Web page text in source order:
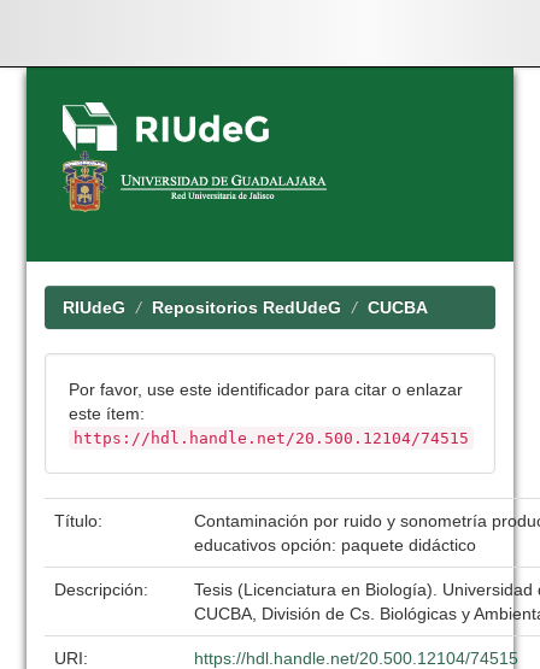
Skip
navigation
RIUdeG Repositorios RedUdeG CUCBA
Por favor, use este identificador para citar o enlazar
este ítem:
https://hdl.handle.net/20.500.12104/74515
Título:
Contaminación por ruido y sonometría
educativos opción: paquete didáctico
Descripción:
Tesis (Licenciatura en Biología). Universidad
CUCBA, División de Cs. Biológicas y
URI: https://hdl.handle.net/20.500.12104/74515